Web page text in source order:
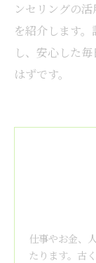
ンセリングの
を紹介します
し、安心した
はずです。
仕事やお金、
たります。古